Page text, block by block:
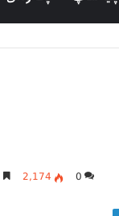
0
2,174
لینکداین